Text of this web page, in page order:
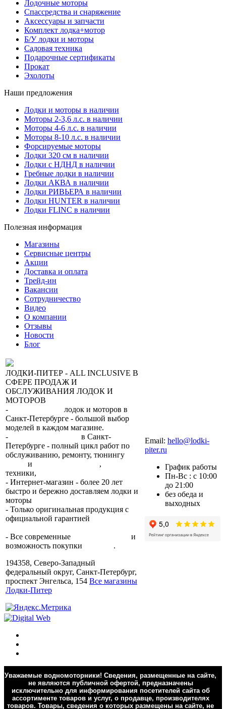
Лодочные моторы
Спассредства и снаряжение
Аксессуары и запчасти
Комплект лодка+мотор
Б/У лодки и моторы
Садовая техника
Подарочные сертификаты
Прокат
Эхолоты
Наши предложения
Лодки и моторы в наличии
Моторы 2-3,6 л.с. в наличии
Моторы 4-6 л.с. в наличии
Моторы 8-10 л.с. в наличии
Форсируемые моторы
Лодки 320 см в наличии
Лодки с НДНД в наличии
Гребные лодки в наличии
Лодки АКВА в наличии
Лодки РИВЬЕРА в наличии
Лодки HUNTER в наличии
Лодки FLINC в наличии
Полезная информация
Магазины
Сервисные центры
Акции
Доставка и оплата
Трейд-ин
Вакансии
Сотрудничество
Видео
О компании
Отзывы
Новости
Блог
ЛОДКИ-ПИТЕР - ALL INCLUSIVE В
СФЕРЕ ПРОДАЖ И
ОБСЛУЖИВАНИЯ ЛОДОК И
МОТОРОВ
-
лодок и моторов в
Санкт-Петербурге - большой выбор
моделей в каждом магазине.
-
в Санкт-
Петербурге - полный цикл работ по
обслуживанию, ремонту, тюнингу
и ,
техники,
- Интернет-магазин - более 20 лет
быстро и бережно доставляем лодки и
моторы
- Только оригинальная продукция с
официальной гарантией
- Все современные
и
возможность покупки
.
194358, Северо-Западный
федеральный округ, Санкт-Петербург,
проспект Энгельса, 154 Все магазины
Лодки-Питер
Email: hello@lodki-
piter.ru
График работы
Пн-Вс : с 10:00
до 21:00
без обеда и
выходных
Уважаемые водномоторники! Сведения, размещенные на сайте,
не являются публичной офертой, предназначены
исключительно для информирования посетителей сайта об
ассортименте товаров и услуг, о продавце, производителях
товаров. Товары, сведения о которых размещены на сайте, не